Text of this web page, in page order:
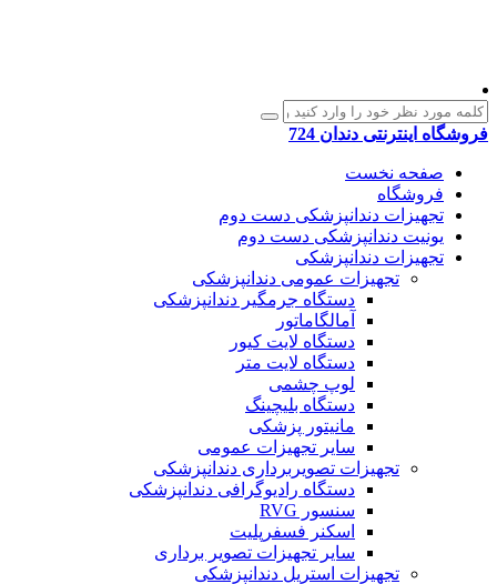
فروشگاه اینترنتی دندان 724
صفحه نخست
فروشگاه
تجهیزات دندانپزشکی دست دوم
یونیت دندانپزشکی دست دوم
تجهیزات دندانپزشکی
تجهیزات عمومی دندانپزشکی
دستگاه جرمگیر دندانپزشکی
آمالگاماتور
دستگاه لایت کیور
دستگاه لایت متر
لوپ چشمی
دستگاه بلیچینگ
مانیتور پزشکی
سایر تجهیزات عمومی
تجهیزات تصویربرداری دندانپزشکی
دستگاه رادیوگرافی دندانپزشکی
سنسور RVG
اسکنر فسفرپلیت
سایر تجهیزات تصویر برداری
تجهیزات استریل دندانپزشکی